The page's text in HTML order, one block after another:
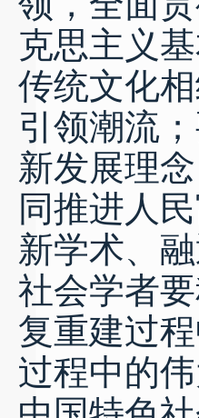
克思主义
传统文化
引领潮流
新发展理
同推进人
新学术、
社会学者
复重建过
过程中的